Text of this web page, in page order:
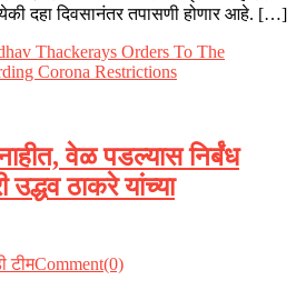
दहा दिवसानंतर तपासणी होणार आहे. […]
वेळ पडल्यास निर्बंध
ठाकरे यांच्या
टीमComment(0)